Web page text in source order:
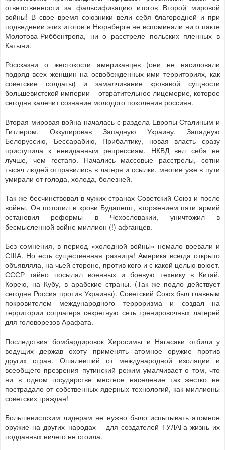
ответственности за фальсификацию итогов Второй мировой
войны! В свое время союзники вели себя благородней и при
подведении этих итогов в Нюрнберге не вспоминали ни о пакте
Молотова-Риббентропа, ни о расстреле польских пленных в
Катыни.
Россказни о жестокости американцев (они не насиловали
подряд всех женщин на освобожденных ими территориях, как
советские солдаты) и замалчивание кровавой сущности
большевистской империи – отвратительное лицемерие, которое
сегодня калечит сознание молодого поколения россиян.
Вторая мировая война началась с раздела Европы Сталиным и
Гитлером. Оккупировав Западную Украину, Западную
Белоруссию, Бессарабию, Прибалтику, новая власть сразу
приступила к невиданным репрессиям. НКВД вел себя не
лучше, чем гестапо. Начались массовые расстрелы, сотни
тысяч людей отправились в лагеря и ссылки, многие уже в пути
умирали от голода, холода, болезней.
Так же бесчинствовал в чужих странах Советский Союз и после
войны. Он потопил в крови Будапешт, вторжением пяти армий
остановил реформы в Чехословакии, уничтожил в
бесмысленной войне миллион (!) афганцев.
Без сомнения, в период «холодной войны» немало воевали и
США. Но есть существенная разница! Америка всегда открыто
объявляла, на чьей стороне, против кого и с какой целью воюет.
СССР тайно посылал военных и боевую технику в Китай,
Корею, на Кубу, в арабские страны. (Так же подло действует
сегодня Россия против Украины). Советский Союз был главным
покровителем международного терроризма и создал на
территории соцлагеря секретную сеть тренировочных лагерей
для головорезов Арафата.
Последствия бомбардировок Хиросимы и Нагасаки отбили у
ведущих держав охоту применять атомное оружие против
других стран. Ошалевший от международной изоляции и
всеобщего презрения путинский режим умалчивает о том, что
ни в одном государстве местное население так жестко не
пострадало от собственных ядерных технологий, как миллионы
советских граждан!
Большевистским лидерам не нужно было испытывать атомное
оружие на других народах – для создателей ГУЛАГа жизнь их
подданных ничего не стоила.